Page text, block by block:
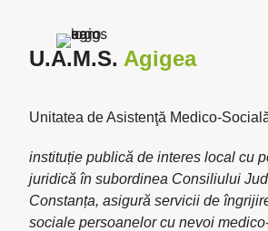
U.A.M.S. Agigea
Unitatea de Asistenţă Medico-
instituție publică de interes local cu
juridică în subordinea Consiliului
Constanța, asigură servicii de
sociale persoanelor cu nevoi